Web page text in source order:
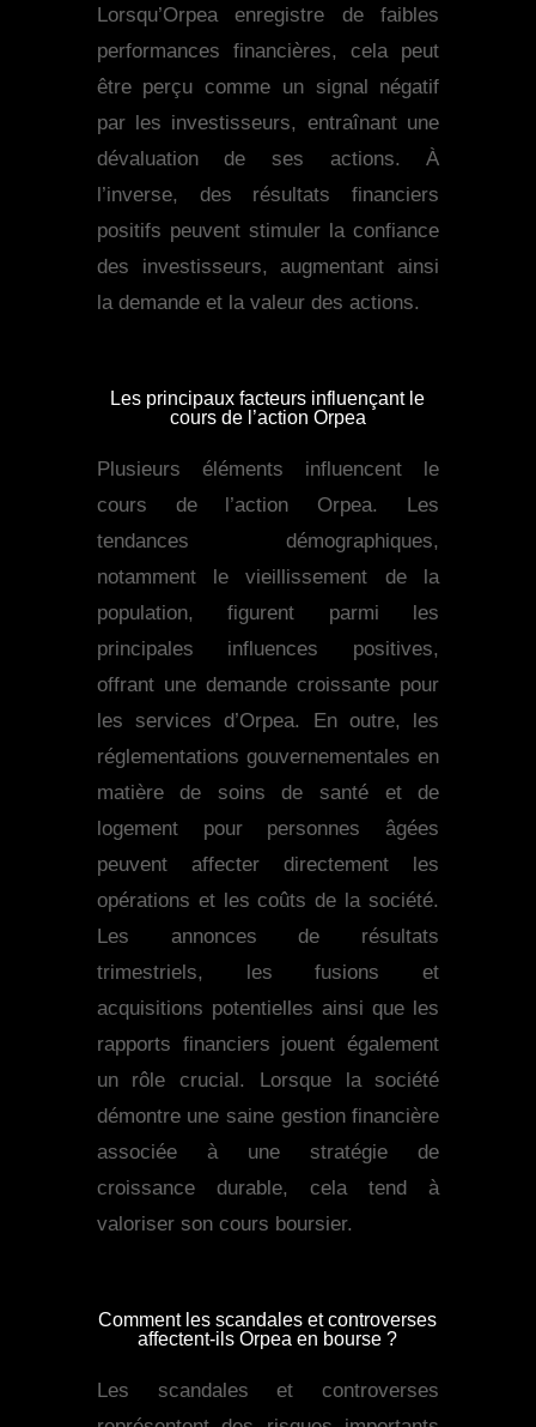
Lorsqu’Orpea enregistre de faibles
performances financières, cela peut
être perçu comme un signal négatif
par les investisseurs, entraînant une
dévaluation de ses actions. À
l’inverse, des résultats financiers
positifs peuvent stimuler la confiance
des investisseurs, augmentant ainsi
la demande et la valeur des actions.
Les principaux facteurs influençant le
cours de l’action Orpea
Plusieurs éléments influencent le
cours de l’action Orpea. Les
tendances démographiques,
notamment le vieillissement de la
population, figurent parmi les
principales influences positives,
offrant une demande croissante pour
les services d’Orpea. En outre, les
réglementations gouvernementales en
matière de soins de santé et de
logement pour personnes âgées
peuvent affecter directement les
opérations et les coûts de la société.
Les annonces de résultats
trimestriels, les fusions et
acquisitions potentielles ainsi que les
rapports financiers jouent également
un rôle crucial. Lorsque la société
démontre une saine gestion financière
associée à une stratégie de
croissance durable, cela tend à
valoriser son cours boursier.
Comment les scandales et controverses
affectent-ils Orpea en bourse ?
Les scandales et controverses